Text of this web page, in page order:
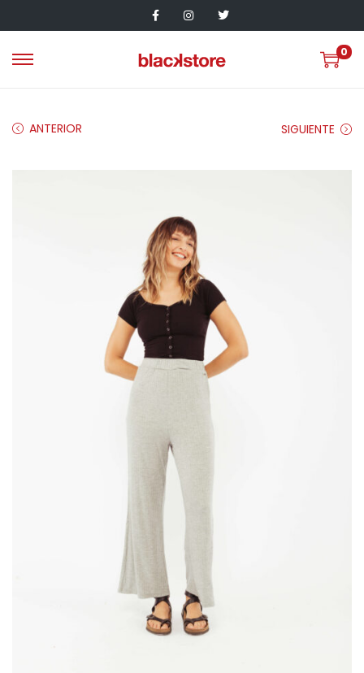
0
ANTERIOR SIGUIENTE